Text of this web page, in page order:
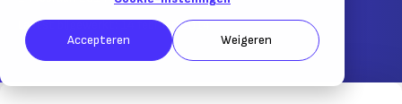
Accepteren Weigeren
Laatst bijgewerkt:14 februari 2014